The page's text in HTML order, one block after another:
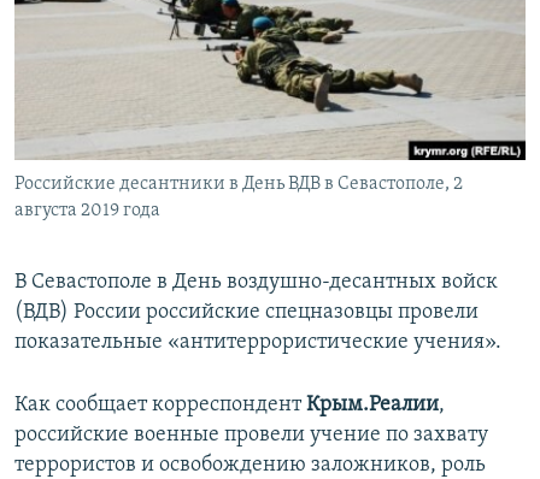
ПОБЕДИТЕЛЕЙ НЕ СУДЯТ?
УКРАИНСКАЯ ПРОБЛЕМА КРЫМА
ПРИСОЕДИНЯЙТЕСЬ!
Все сайты RFE/RL
Российские десантники в День ВДВ в Севастополе, 2
августа 2019 года
В Севастополе в День воздушно-десантных войск
(ВДВ) России российские спецназовцы провели
показательные «антитеррористические учения».
Как сообщает корреспондентКрым.Реалии,
российские военные провели учение по захвату
террористов и освобождению заложников, роль